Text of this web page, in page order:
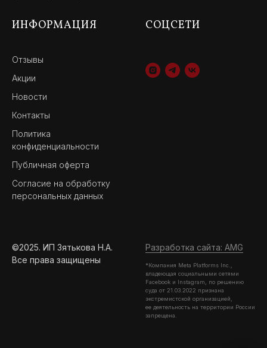
ИНФОРМАЦИЯ
Отзывы
Акции
Новости
Контакты
Политика
конфиденциальности
Публичная оферта
Согласие на обработку
персональных данных
СОЦСЕТИ
©2025. ИП Зятькова Н.А.
Все права защищены
Разработка сайта: AMG
*Компания Meta Platforms Inc.,
владеющая социальными сетями
Facebook и Instagram, по решению
суда от 21.03.2022 признана
экстремистской организацией,
ее деятельность на территории России
запрещена.